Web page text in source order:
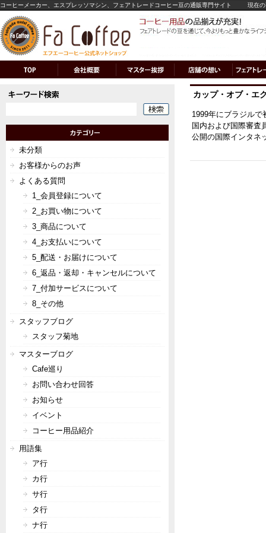
コーヒーメーカー、エスプレッソマシン、フェアトレードコーヒー豆の通販専門サイト 現在
カップ・オブ・エ
1999年にブラジル
国内および国際審査
公開の国際インタネ
未分類
お客様からのお声
よくある質問
1_会員登録について
2_お買い物について
3_商品について
4_お支払いについて
5_配送・お届けについて
6_返品・返却・キャンセルについて
7_付加サービスについて
8_その他
スタッフブログ
スタッフ菊地
マスターブログ
Cafe巡り
お問い合わせ回答
お知らせ
イベント
コーヒー用品紹介
用語集
ア行
カ行
サ行
タ行
ナ行